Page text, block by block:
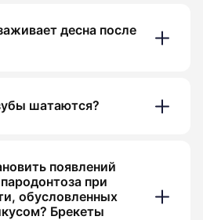
десна после
шатаются?
появлений
при
обусловленных
Брекеты